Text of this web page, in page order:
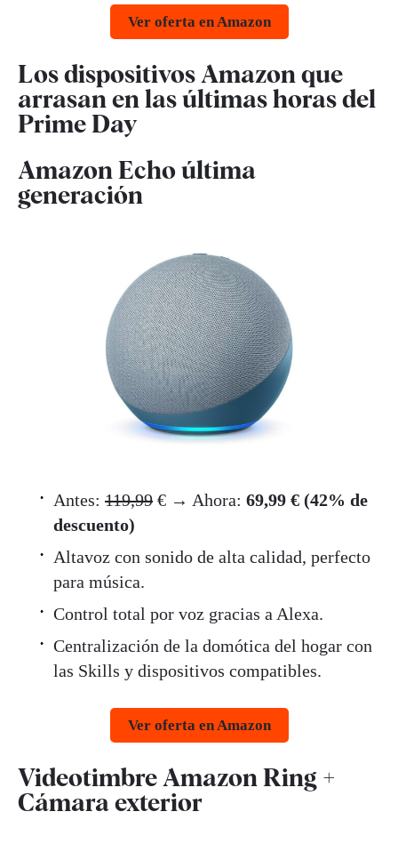
Ver oferta en Amazon
Los dispositivos Amazon que
arrasan en las últimas horas del
Prime Day
Amazon Echo última
generación
Antes: 119,99 € → Ahora: 69,99 € (42% de
descuento)
Altavoz con sonido de alta calidad, perfecto
para música.
Control total por voz gracias a Alexa.
Centralización de la domótica del hogar con
las Skills y dispositivos compatibles.
Ver oferta en Amazon
Videotimbre Amazon Ring +
Cámara exterior